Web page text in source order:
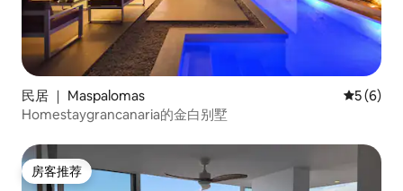
民居 ｜ Maspalomas 平均评分
5 (6)
Homestaygrancanaria的金白别墅
房客推荐
房客推荐